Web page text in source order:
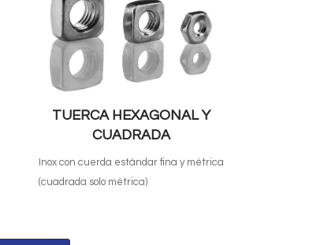
TUERCA HEXAGONAL Y
CUADRADA
Inox con cuerda estándar fina y métrica
(cuadrada solo métrica)